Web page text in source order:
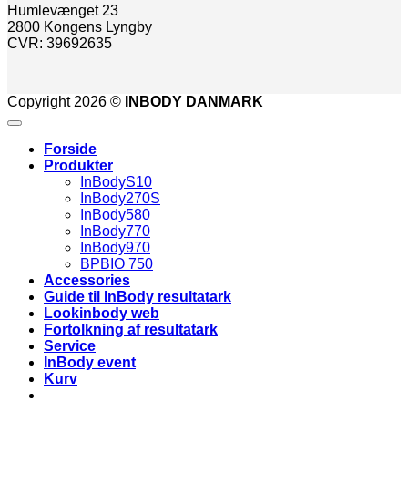
Humlevænget 23
2800 Kongens Lyngby
CVR: 39692635
Copyright 2026 © INBODY DANMARK
Forside
Produkter
InBodyS10
InBody270S
InBody580
InBody770
InBody970
BPBIO 750
Accessories
Guide til InBody resultatark
Lookinbody web
Fortolkning af resultatark
Service
InBody event
Kurv